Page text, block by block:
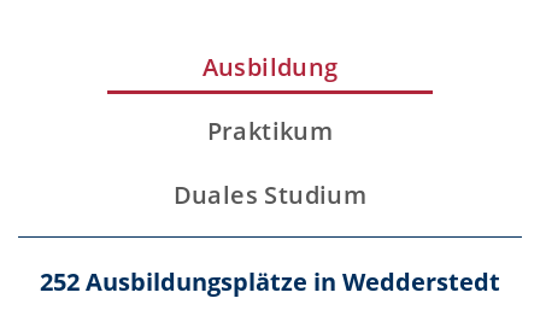
Ausbildung
Praktikum
Duales Studium
252 Ausbildungsplätze in Wedderstedt